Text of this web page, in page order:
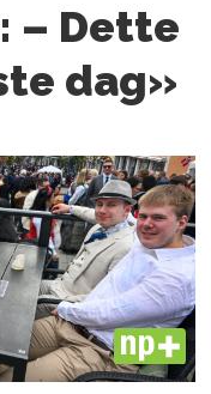
– Dette
dag»
PLUS